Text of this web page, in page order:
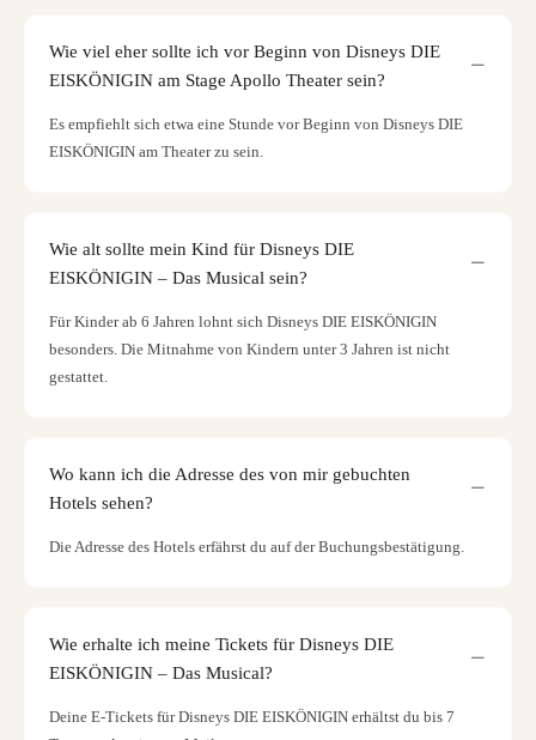
Wie viel eher sollte ich vor Beginn von Disneys DIE
EISKÖNIGIN am Stage Apollo Theater sein?
Es empfiehlt sich etwa eine Stunde vor Beginn von Disneys DIE
EISKÖNIGIN am Theater zu sein.
Wie alt sollte mein Kind für Disneys DIE
EISKÖNIGIN – Das Musical sein?
Für Kinder ab 6 Jahren lohnt sich Disneys DIE EISKÖNIGIN
besonders. Die Mitnahme von Kindern unter 3 Jahren ist nicht
gestattet.
Wo kann ich die Adresse des von mir gebuchten
Hotels sehen?
Die Adresse des Hotels erfährst du auf der Buchungsbestätigung.
Wie erhalte ich meine Tickets für Disneys DIE
EISKÖNIGIN – Das Musical?
Deine E-Tickets für Disneys DIE EISKÖNIGIN erhältst du bis 7